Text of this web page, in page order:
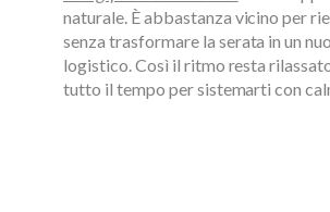
naturale. È abbastanza vicino per
senza trasformare la serata in un
logistico. Così il ritmo resta
tutto il tempo per sistemarti con